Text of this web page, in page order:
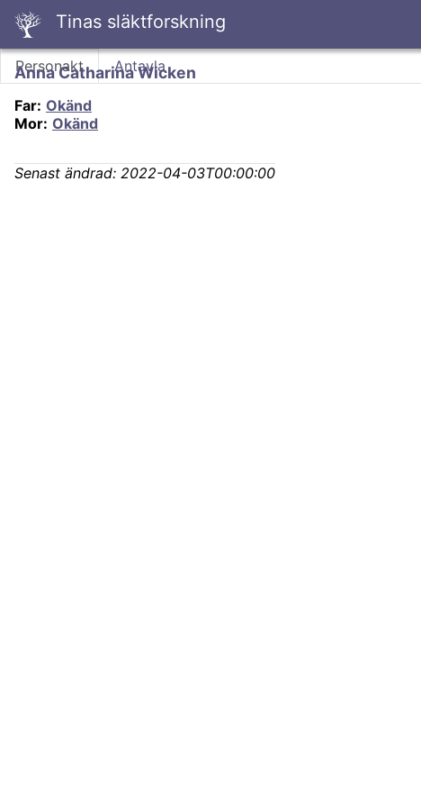
Tinas släktforskning
Personakt Antavla
Anna Catharina Wicken
Far: Okänd
Mor: Okänd
Senast ändrad: 2022-04-03T00:00:00